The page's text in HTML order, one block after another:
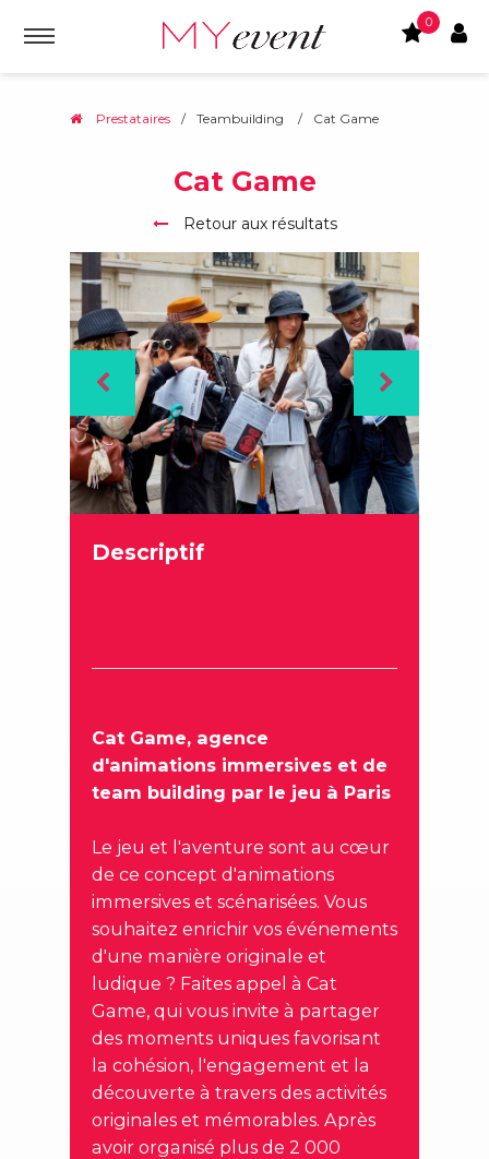
0
Prestataires / Teambuilding / Cat Game
Cat Game
Retour aux résultats
Descriptif
Cat Game, agence
d'animations immersives et de
team building par le jeu à Paris
Le jeu et l'aventure sont au cœur
de ce concept d'animations
immersives et scénarisées. Vous
souhaitez enrichir vos événements
d'une manière originale et
ludique ? Faites appel à Cat
Game, qui vous invite à partager
des moments uniques favorisant
la cohésion, l'engagement et la
découverte à travers des activités
originales et mémorables. Après
avoir organisé plus de 2 000